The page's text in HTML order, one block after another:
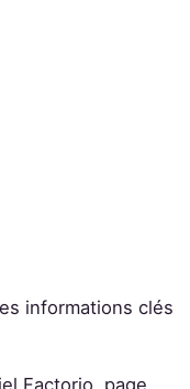
informations clés